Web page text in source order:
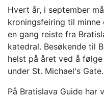
Hvert år, i september
kroningsfeiring til minne
en gang reiste fra
katedral. Besøkende til
helst på året ved å
under St. Michael's Gate.
På Bratislava Guide har